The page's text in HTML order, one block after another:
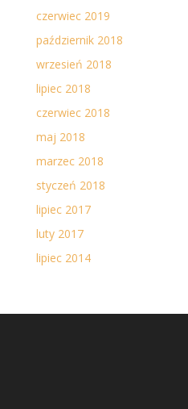
czerwiec 2019
październik 2018
wrzesień 2018
lipiec 2018
czerwiec 2018
maj 2018
marzec 2018
styczeń 2018
lipiec 2017
luty 2017
lipiec 2014